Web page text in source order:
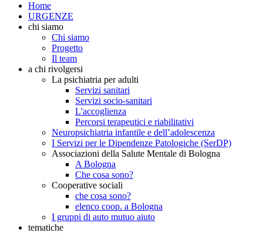
Home
URGENZE
chi siamo
Chi siamo
Progetto
Il team
a chi rivolgersi
La psichiatria per adulti
Servizi sanitari
Servizi socio-sanitari
L'accoglienza
Percorsi terapeutici e riabilitativi
Neuropsichiatria infantile e dell’adolescenza
I Servizi per le Dipendenze Patologiche (SerDP)
Associazioni della Salute Mentale di Bologna
A Bologna
Che cosa sono?
Cooperative sociali
che cosa sono?
elenco coop. a Bologna
I gruppi di auto mutuo aiuto
tematiche